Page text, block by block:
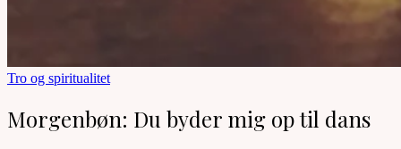
Tro og spiritualitet
Morgenbøn: Du byder mig op til dans